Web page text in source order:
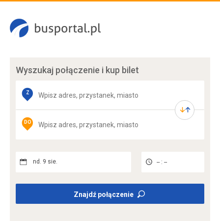
Wyszukaj połączenie i kup bilet
Z
DO
nd. 9 sie. -- : --
Znajdź połączenie